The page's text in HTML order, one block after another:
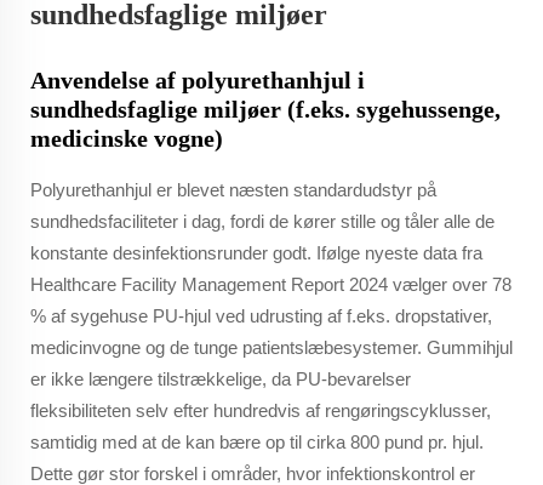
sundhedsfaglige miljøer
Anvendelse af polyurethanhjul i
sundhedsfaglige miljøer (f.eks. sygehussenge,
medicinske vogne)
Polyurethanhjul er blevet næsten standardudstyr på
sundhedsfaciliteter i dag, fordi de kører stille og tåler alle de
konstante desinfektionsrunder godt. Ifølge nyeste data fra
Healthcare Facility Management Report 2024 vælger over 78
% af sygehuse PU-hjul ved udrusting af f.eks. dropstativer,
medicinvogne og de tunge patientslæbesystemer. Gummihjul
er ikke længere tilstrækkelige, da PU-bevarelser
fleksibiliteten selv efter hundredvis af rengøringscyklusser,
samtidig med at de kan bære op til cirka 800 pund pr. hjul.
Dette gør stor forskel i områder, hvor infektionskontrol er